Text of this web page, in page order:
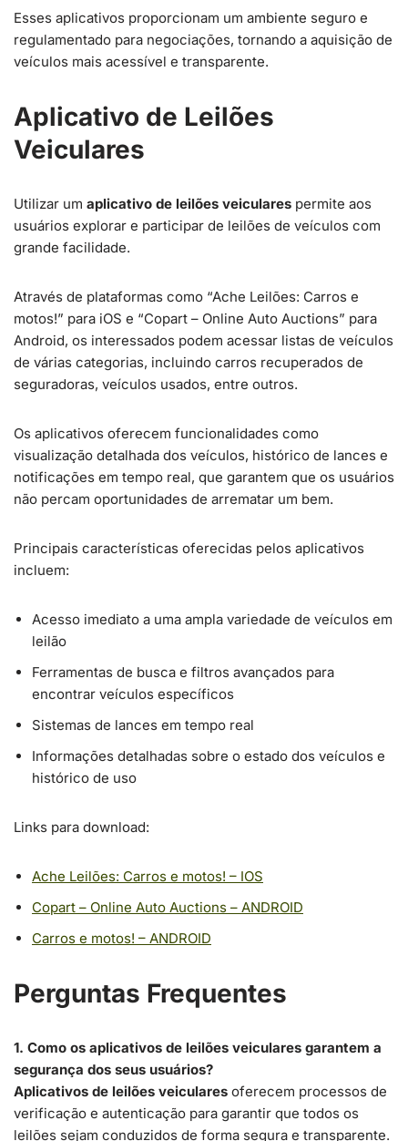
Esses aplicativos proporcionam um ambiente seguro e
regulamentado para negociações, tornando a aquisição de
veículos mais acessível e transparente.
Aplicativo de Leilões
Veiculares
Utilizar um aplicativo de leilões veiculares permite aos
usuários explorar e participar de leilões de veículos com
grande facilidade.
Através de plataformas como “Ache Leilões: Carros e
motos!” para iOS e “Copart – Online Auto Auctions” para
Android, os interessados podem acessar listas de veículos
de várias categorias, incluindo carros recuperados de
seguradoras, veículos usados, entre outros.
Os aplicativos oferecem funcionalidades como
visualização detalhada dos veículos, histórico de lances e
notificações em tempo real, que garantem que os usuários
não percam oportunidades de arrematar um bem.
Principais características oferecidas pelos aplicativos
incluem:
Acesso imediato a uma ampla variedade de veículos em
leilão
Ferramentas de busca e filtros avançados para
encontrar veículos específicos
Sistemas de lances em tempo real
Informações detalhadas sobre o estado dos veículos e
histórico de uso
Links para download:
Ache Leilões: Carros e motos! – IOS
Copart – Online Auto Auctions – ANDROID
Carros e motos! – ANDROID
Perguntas Frequentes
1. Como os aplicativos de leilões veiculares garantem a
segurança dos seus usuários?
Aplicativos de leilões veiculares oferecem processos de
verificação e autenticação para garantir que todos os
leilões sejam conduzidos de forma segura e transparente.